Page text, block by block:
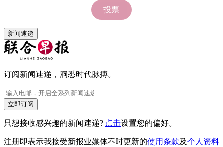
新闻速递
订阅新闻速递，洞悉时代脉搏。
立即订阅
只想接收感兴趣的新闻速递? 点击设置您的偏好。
注册即表示我接受新报业媒体不时更新的使用条款及个人资料